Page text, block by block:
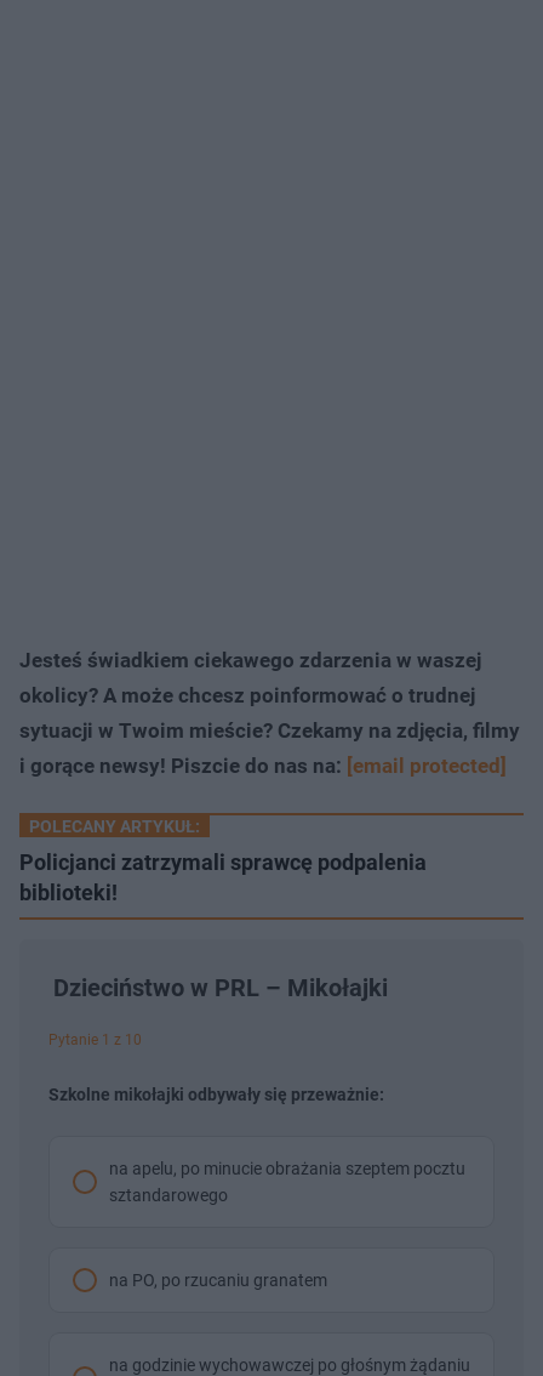
Jesteś świadkiem ciekawego zdarzenia w waszej
okolicy? A może chcesz poinformować o trudnej
sytuacji w Twoim mieście? Czekamy na zdjęcia, filmy
i gorące newsy! Piszcie do nas na: [email protected]
POLECANY ARTYKUŁ:
Policjanci zatrzymali sprawcę podpalenia
biblioteki!
Dzieciństwo w PRL – Mikołajki
Pytanie 1 z 10
Szkolne mikołajki odbywały się przeważnie:
na apelu, po minucie obrażania szeptem pocztu
sztandarowego
na PO, po rzucaniu granatem
na godzinie wychowawczej po głośnym żądaniu